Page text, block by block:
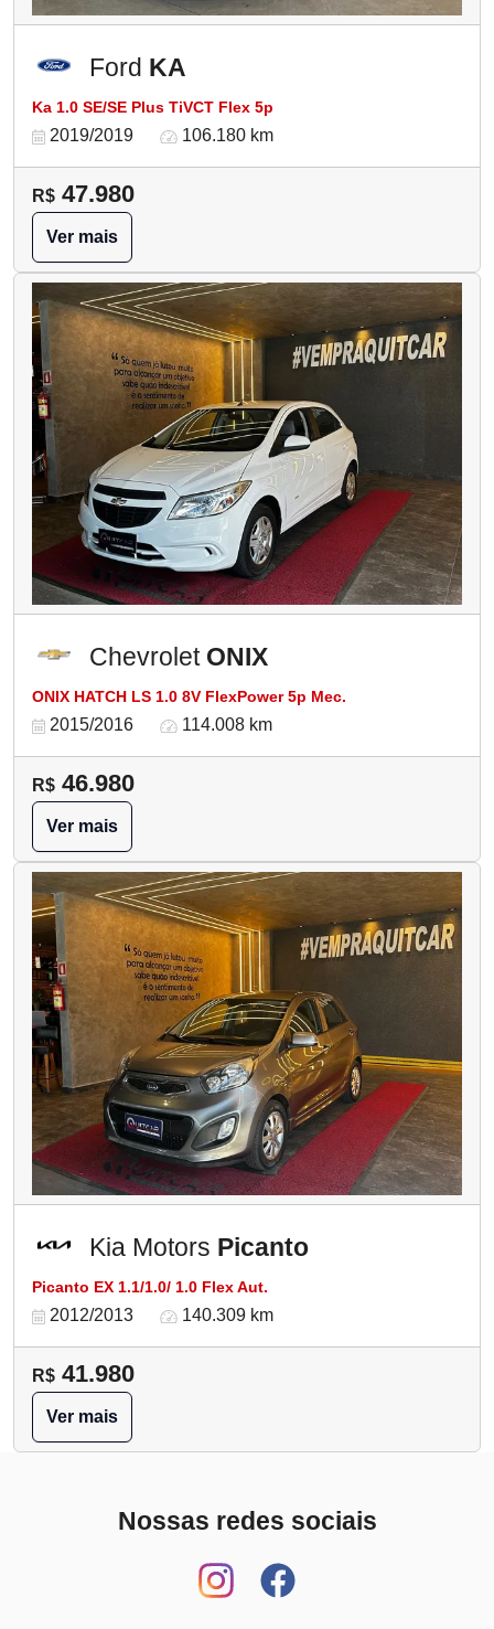
Ford KA
Ka 1.0 SE/SE Plus TiVCT Flex 5p
2019/2019 106.180 km
R$ 47.980
Ver mais
Chevrolet ONIX
ONIX HATCH LS 1.0 8V FlexPower 5p Mec.
2015/2016 114.008 km
R$ 46.980
Ver mais
Kia Motors Picanto
Picanto EX 1.1/1.0/ 1.0 Flex Aut.
2012/2013 140.309 km
R$ 41.980
Ver mais
Nossas redes sociais